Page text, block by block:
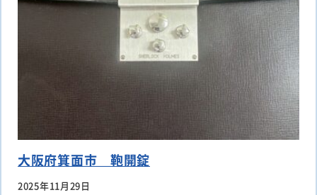
大阪府箕面市 鞄開錠
2025年11月29日